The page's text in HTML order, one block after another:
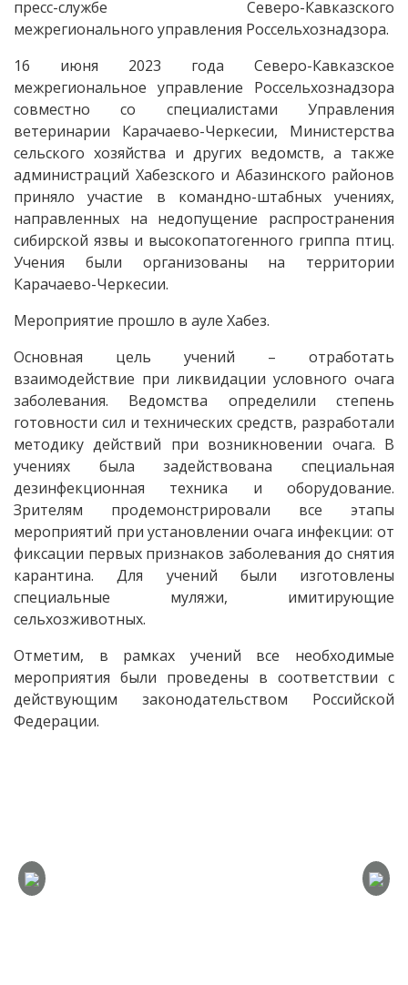
пресс-службе Северо-Кавказского
межрегионального управления Россельхознадзора.
16 июня 2023 года Северо-Кавказское
межрегиональное управление Россельхознадзора
совместно со специалистами Управления
ветеринарии Карачаево-Черкесии, Министерства
сельского хозяйства и других ведомств, а также
администраций Хабезского и Абазинского районов
приняло участие в командно-штабных учениях,
направленных на недопущение распространения
сибирской язвы и высокопатогенного гриппа птиц.
Учения были организованы на территории
Карачаево-Черкесии.
Мероприятие прошло в ауле Хабез.​
Основная цель учений – отработать
взаимодействие при ликвидации условного очага
заболевания. Ведомства определили степень
готовности сил и технических средств, разработали
методику действий при возникновении очага. В
учениях была задействована специальная
дезинфекционная техника и оборудование.
Зрителям продемонстрировали все этапы
мероприятий при установлении очага инфекции: от
фиксации первых признаков заболевания до снятия
карантина. Для учений были изготовлены
специальные муляжи, имитирующие
сельхозживотных.
Отметим, в рамках учений все необходимые
мероприятия были проведены в соответствии с
действующим законодательством Российской
Федерации.